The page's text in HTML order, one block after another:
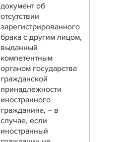
документ об
отсутствии
зарегистрированного
брака с другим лицом,
выданный
компетентным
органом государства
гражданской
принадлежности
иностранного
гражданина, – в
случае, если
иностранный